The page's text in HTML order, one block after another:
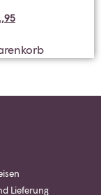
Lieferung